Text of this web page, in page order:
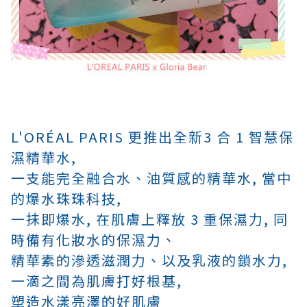
L'ORÉAL PARIS 更推出全新3 合 1 智慧保
濕精華水,
一支能完全融合水、油質感的精華水, 當中
的爆水珠珠科技,
一抺即爆水, 在肌膚上釋放 3 重保濕力, 同
時備有化妝水的保濕力、
精華素的滲透滋潤力、以及乳液的鎖水力,
一滴之間為肌膚打好根基,
塑造水漾亮澤的好肌膚